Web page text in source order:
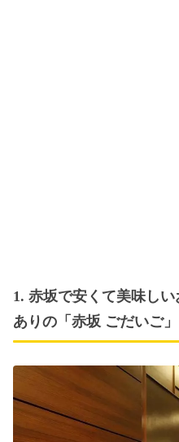
1. 赤坂で安くて美味し
ありの「赤坂 ごだいご」